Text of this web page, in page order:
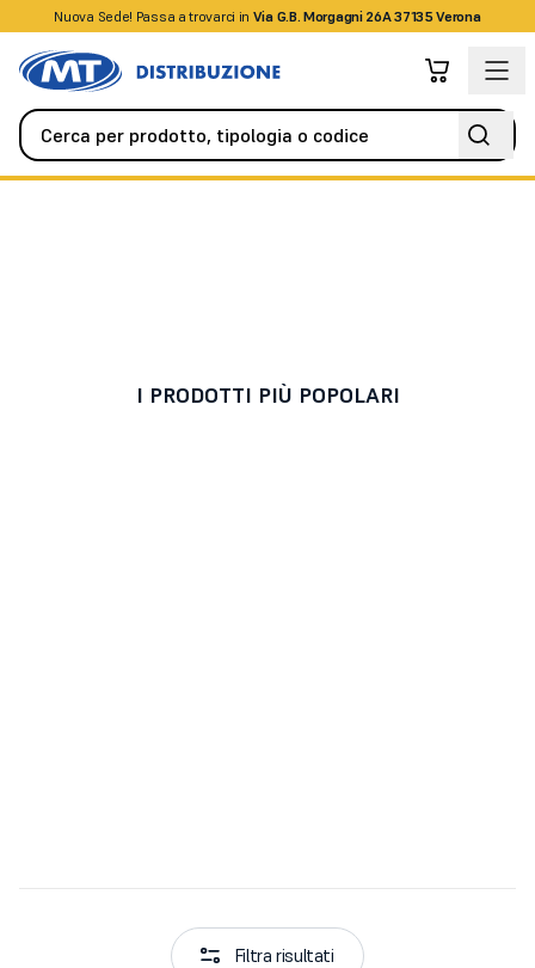
Nuova Sede! Passa a trovarci in Via G.B. Morgagni 26A 37135 Verona
+39045509826
I PRODOTTI PIÙ POPOLARI
Filtra risultati